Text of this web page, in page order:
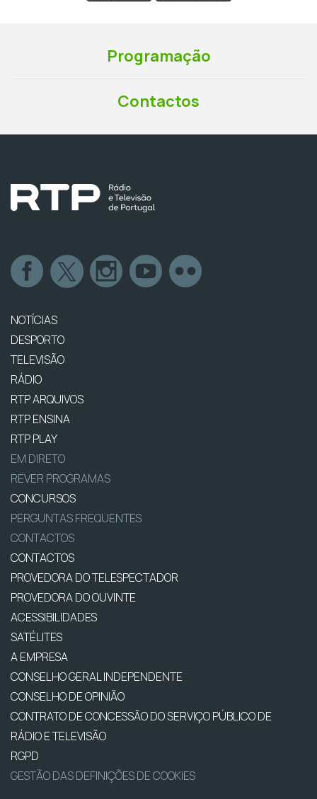
Programação
Contactos
NOTÍCIAS
DESPORTO
TELEVISÃO
RÁDIO
RTP ARQUIVOS
RTP ENSINA
RTP PLAY
EM DIRETO
REVER PROGRAMAS
CONCURSOS
PERGUNTAS FREQUENTES
CONTACTOS
CONTACTOS
PROVEDORA DO TELESPECTADOR
PROVEDORA DO OUVINTE
ACESSIBILIDADES
SATÉLITES
A EMPRESA
CONSELHO GERAL INDEPENDENTE
CONSELHO DE OPINIÃO
CONTRATO DE CONCESSÃO DO SERVIÇO PÚBLICO DE
RÁDIO E TELEVISÃO
RGPD
GESTÃO DAS DEFINIÇÕES DE COOKIES